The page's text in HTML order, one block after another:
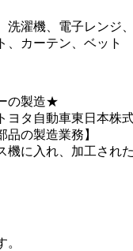
洗濯機、電子レンジ
、カーテン、ベット
の製造★
ヨタ自動車東日本株
品の製造業務】
機に入れ、加工され